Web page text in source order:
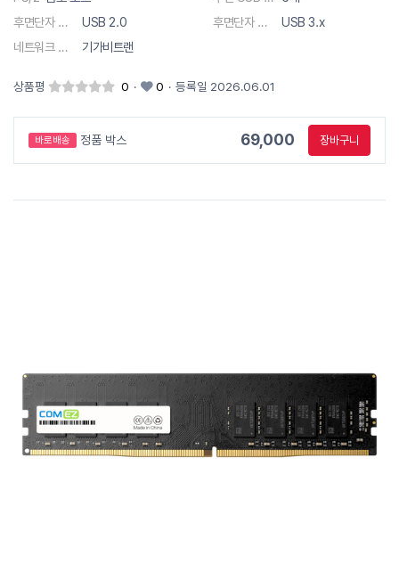
후면단자 종류
USB 2.0 후면단자 종류
USB 3.x
네트워크 사양
기가비트랜
상품평 0 · 0 · 등록일 2026.06.01
바로배송 정품 박스 69,000 장바구니